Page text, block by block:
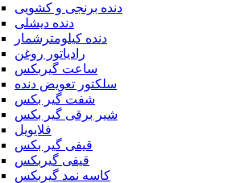
دنده برنجی و کشویی
دنده دیشلی
دنده کیلومترشمار
رادیاتور روغن
ساعت گیربکس
سلکتور تعویض دنده
شفت گیر بکس
شیر برقی گیر بکس
فلایویل
قیفی گیر بکس
قیفی گیربکس
کاسه نمد گیربکس